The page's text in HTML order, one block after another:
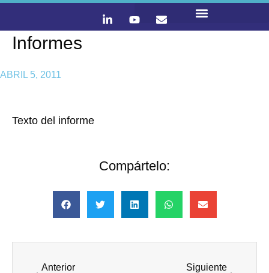
Informes
ABRIL 5, 2011
Texto del informe
Compártelo:
Anterior Siguiente